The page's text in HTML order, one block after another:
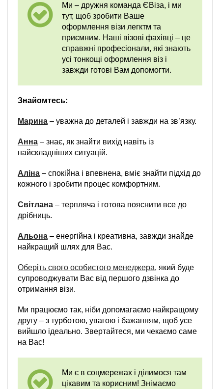
Ми – дружня команда ЄВіза, і ми
тут, щоб зробити Ваше
оформлення візи легктм та
приємним. Наші візові фахівці – це
справжні професіонали, які знають
усі тонкощі оформлення віз і
завжди готові Вам допомогти.
Знайомтесь:
Марина – уважна до деталей і завжди на зв’язку.
Анна – знає, як знайти вихід навіть із
найскладніших ситуацій.
Аліна – спокійна і впевнена, вміє знайти підхід до
кожного і зробити процес комфортним.
Світлана – терпляча і готова пояснити все до
дрібниць.
Альона – енергійна і креативна, завжди знайде
найкращий шлях для Вас.
Оберіть свого особистого менеджера, який буде
супроводжувати Вас від першого дзвінка до
отримання візи.
Ми працюємо так, ніби допомагаємо найкращому
другу – з турботою, увагою і бажанням, щоб усе
вийшло ідеально. Звертайтеся, ми чекаємо саме
на Вас!
Ми є в соцмережах і ділимося там
цікавим та корисним! Знімаємо